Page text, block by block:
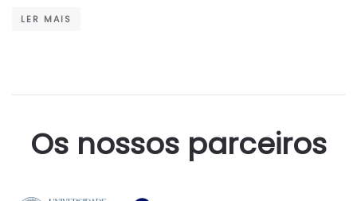
LER MAIS
Os nossos parceiros